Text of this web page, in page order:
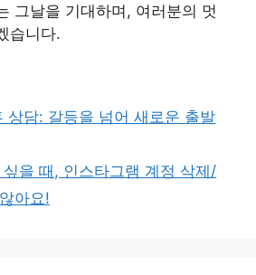
그날을 기대하며, 여러분의 멋
습니다.
상담: 갈등을 넘어 새로운 출발
을 때, 인스타그램 계정 삭제/
아요!